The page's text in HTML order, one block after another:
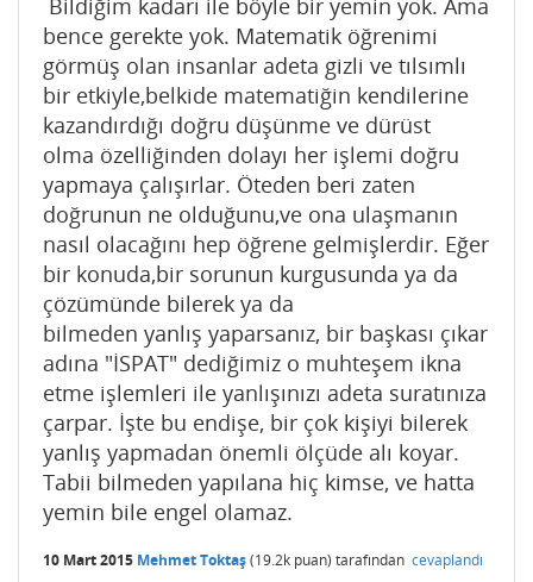
Bildiğim kadarı ile böyle bir yemin yok. Ama
bence gerekte yok. Matematik öğrenimi
görmüş olan insanlar adeta gizli ve tılsımlı
bir etkiyle,belkide matematiğin kendilerine
kazandırdığı doğru düşünme ve dürüst
olma özelliğinden dolayı her işlemi doğru
yapmaya çalışırlar. Öteden beri zaten
doğrunun ne olduğunu,ve ona ulaşmanın
nasıl olacağını hep öğrene gelmişlerdir. Eğer
bir konuda,bir sorunun kurgusunda ya da
çözümünde bilerek ya da
bilmeden yanlış yaparsanız, bir başkası çıkar
adına "İSPAT" dediğimiz o muhteşem ikna
etme işlemleri ile yanlışınızı adeta suratınıza
çarpar. İşte bu endişe, bir çok kişiyi bilerek
yanlış yapmadan önemli ölçüde alı koyar.
Tabii bilmeden yapılana hiç kimse, ve hatta
yemin bile engel olamaz.
10 Mart 2015 Mehmet Toktaş(19.2k puan) tarafından cevaplandı